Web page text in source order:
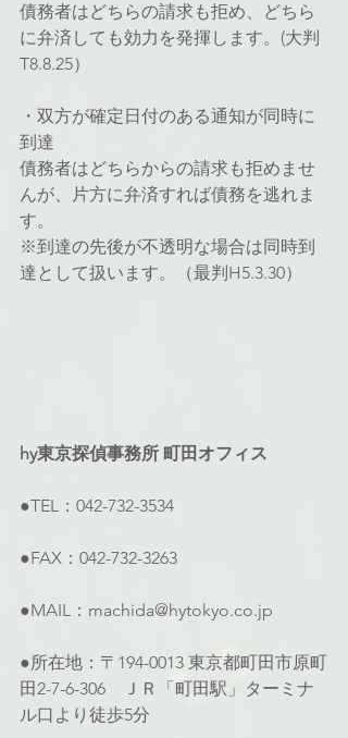
債務者はどちらの請求も拒め、どちら
に弁済しても効力を発揮します。(大判
T8.8.25）
・双方が確定日付のある通知が同時に
到達
債務者はどちらからの請求も拒めませ
んが、片方に弁済すれば債務を逃れま
す。
※到達の先後が不透明な場合は同時到
達として扱います。（最判H5.3.30）
hy東京探偵事務所 町田オフィス
●TEL：042-732-3534
●FAX：042-732-3263
●MAIL：machida@hytokyo.co.jp
●所在地：〒194-0013 東京都町田市原町
田2-7-6-306　ＪＲ「町田駅」ターミナ
ル口より徒歩5分